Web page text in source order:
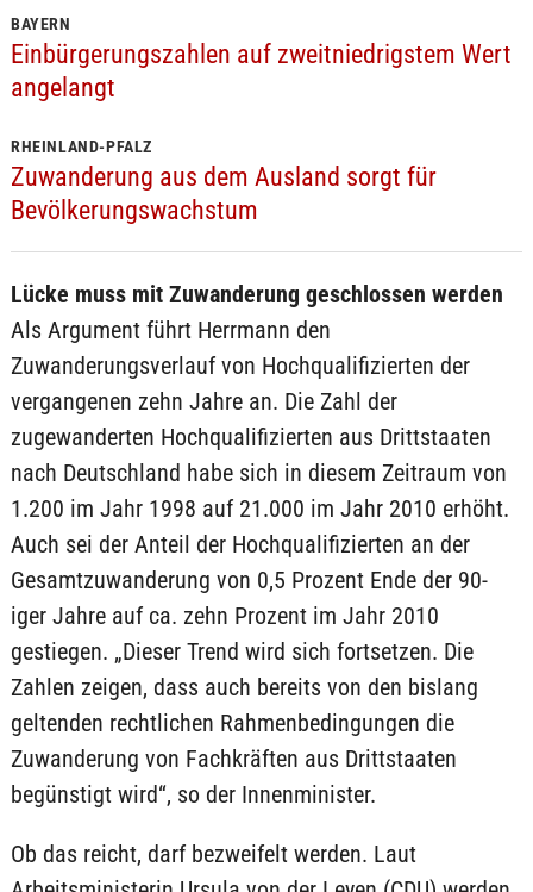
BAYERN
Einbürgerungszahlen auf zweitniedrigstem Wert
angelangt
RHEINLAND-PFALZ
Zuwanderung aus dem Ausland sorgt für
Bevölkerungswachstum
Lücke muss mit Zuwanderung geschlossen werden
Als Argument führt Herrmann den
Zuwanderungsverlauf von Hochqualifizierten der
vergangenen zehn Jahre an. Die Zahl der
zugewanderten Hochqualifizierten aus Drittstaaten
nach Deutschland habe sich in diesem Zeitraum von
1.200 im Jahr 1998 auf 21.000 im Jahr 2010 erhöht.
Auch sei der Anteil der Hochqualifizierten an der
Gesamtzuwanderung von 0,5 Prozent Ende der 90-
iger Jahre auf ca. zehn Prozent im Jahr 2010
gestiegen. „Dieser Trend wird sich fortsetzen. Die
Zahlen zeigen, dass auch bereits von den bislang
geltenden rechtlichen Rahmenbedingungen die
Zuwanderung von Fachkräften aus Drittstaaten
begünstigt wird“, so der Innenminister.
Ob das reicht, darf bezweifelt werden. Laut